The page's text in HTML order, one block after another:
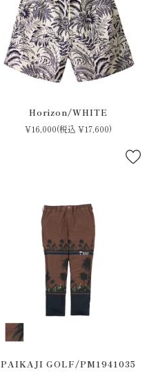
Horizon/WHITE
¥16,000(税込 ¥17,600)
PAIKAJI GOLF/PM1941035